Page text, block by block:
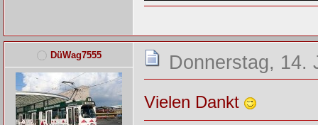
DüWag7555 Donnerstag, 14.
Vielen Dankt